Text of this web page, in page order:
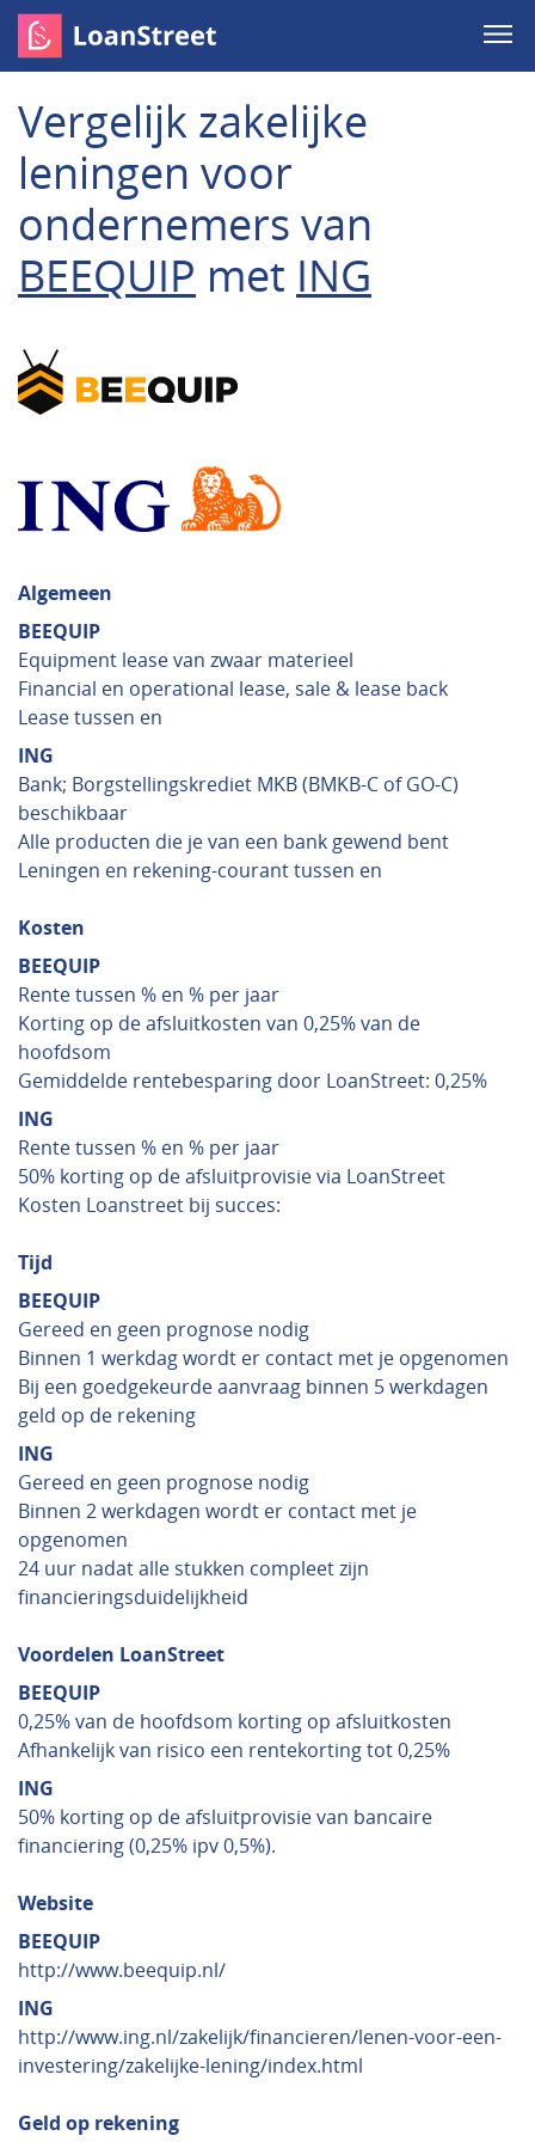
Vergelijk zakelijke
leningen voor
ondernemers van
BEEQUIP met ING
Algemeen
BEEQUIP
Equipment lease van zwaar materieel
Financial en operational lease, sale & lease back
Lease tussen en
ING
Bank; Borgstellingskrediet MKB (BMKB-C of GO-C)
beschikbaar
Alle producten die je van een bank gewend bent
Leningen en rekening-courant tussen en
Kosten
BEEQUIP
Rente tussen % en % per jaar
Korting op de afsluitkosten van 0,25% van de
hoofdsom
Gemiddelde rentebesparing door LoanStreet: 0,25%
ING
Rente tussen % en % per jaar
50% korting op de afsluitprovisie via LoanStreet
Kosten Loanstreet bij succes:
Tijd
BEEQUIP
Gereed en geen prognose nodig
Binnen 1 werkdag wordt er contact met je opgenomen
Bij een goedgekeurde aanvraag binnen 5 werkdagen
geld op de rekening
ING
Gereed en geen prognose nodig
Binnen 2 werkdagen wordt er contact met je
opgenomen
24 uur nadat alle stukken compleet zijn
financieringsduidelijkheid
Voordelen LoanStreet
BEEQUIP
0,25% van de hoofdsom korting op afsluitkosten
Afhankelijk van risico een rentekorting tot 0,25%
ING
50% korting op de afsluitprovisie van bancaire
financiering (0,25% ipv 0,5%).
Website
BEEQUIP
http://www.beequip.nl/
ING
http://www.ing.nl/zakelijk/financieren/lenen-voor-een-
investering/zakelijke-lening/index.html
Geld op rekening